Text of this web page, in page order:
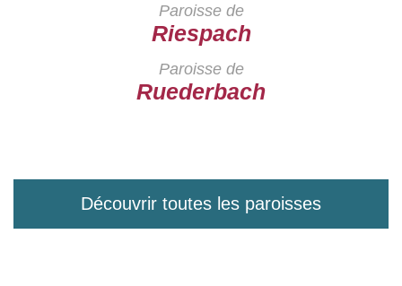
Paroisse de
Riespach
Paroisse de
Ruederbach
Découvrir toutes les paroisses